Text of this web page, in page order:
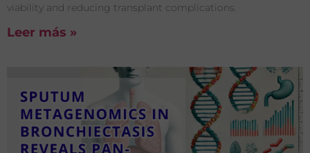
viability and reducing transplant complications.
Leer más »